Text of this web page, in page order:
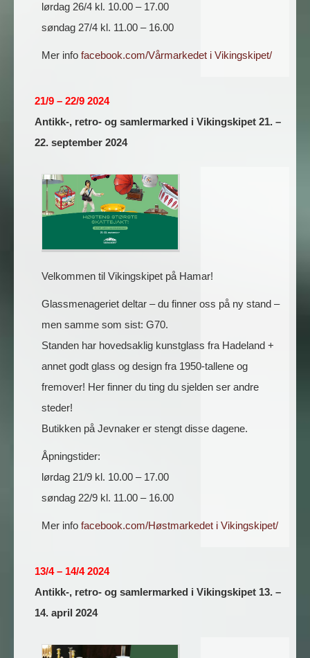
lørdag 26/4 kl. 10.00 – 17.00
søndag 27/4 kl. 11.00 – 16.00
Mer info facebook.com/Vårmarkedet i Vikingskipet/
21/9 – 22/9 2024
Antikk-, retro- og samlermarked i Vikingskipet 21. –
22. september 2024
Velkommen til Vikingskipet på Hamar!
Glassmenageriet deltar – du finner oss på ny stand –
men samme som sist: G70.
Standen har hovedsaklig kunstglass fra Hadeland +
annet godt glass og design fra 1950-tallene og
fremover! Her finner du ting du sjelden ser andre
steder!
Butikken på Jevnaker er stengt disse dagene.
Åpningstider:
lørdag 21/9 kl. 10.00 – 17.00
søndag 22/9 kl. 11.00 – 16.00
Mer info facebook.com/Høstmarkedet i Vikingskipet/
13/4 – 14/4 2024
Antikk-, retro- og samlermarked i Vikingskipet 13. –
14. april 2024